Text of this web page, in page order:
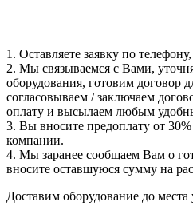
1. Оставляете заявку по
2. Мы связываемся с Вами,
оборудования, готовим договор
согласовываем / заключаем
оплату и высылаем любым
3. Вы вносите предоплату от
компании.
4. Мы заранее сообщаем Вам о
вносите оставшуюся сумму на
Доставим оборудование до